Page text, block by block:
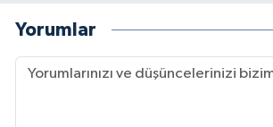
Yorumlar